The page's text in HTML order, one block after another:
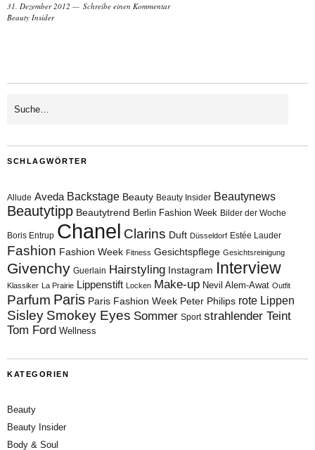
31. Dezember 2012
Schreibe einen Kommentar
Beauty Insider
SCHLAGWÖRTER
Allude Aveda Backstage Beauty Beauty Insider Beautynews
Beautytipp Beautytrend Berlin Fashion Week Bilder der Woche
Boris Entrup Chanel Clarins Duft Düsseldorf Estée Lauder
Fashion Fashion Week Fitness Gesichtspflege Gesichtsreinigung
Givenchy Guerlain Hairstyling Instagram Interview
Klassiker La Prairie Lippenstift Locken Make-up Nevil Alem-Awat Outfit
Parfum Paris Paris Fashion Week Peter Philips rote Lippen
Sisley Smokey Eyes Sommer Sport strahlender Teint
Tom Ford Wellness
KATEGORIEN
Beauty
Beauty Insider
Body & Soul